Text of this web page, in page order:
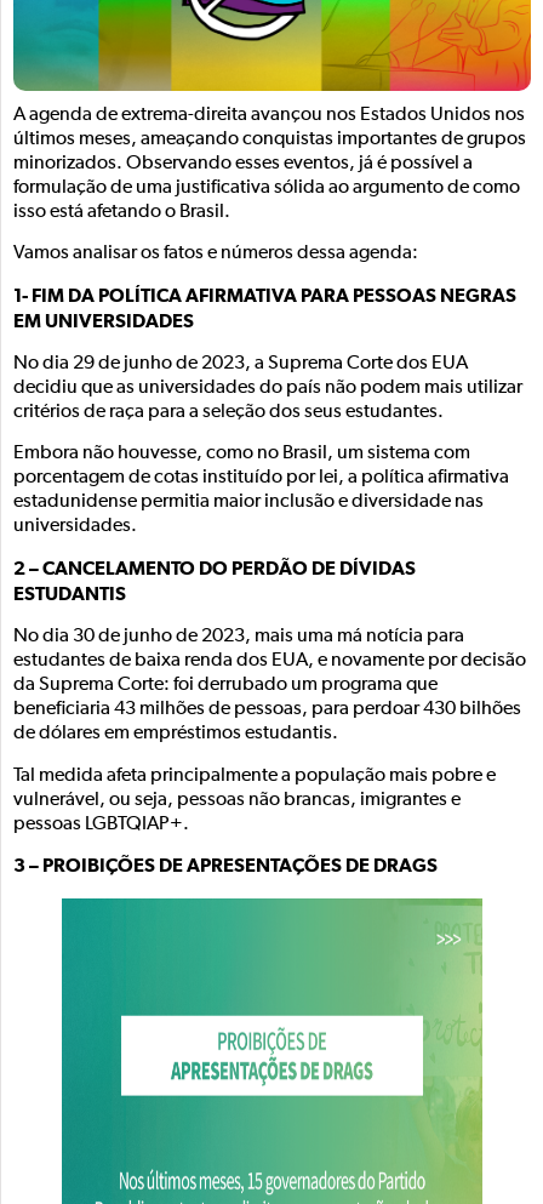
A agenda de extrema-direita avançou nos Estados Unidos nos
últimos meses, ameaçando conquistas importantes de grupos
minorizados. Observando esses eventos, já é possível a
formulação de uma justificativa sólida ao argumento de como
isso está afetando o Brasil.
Vamos analisar os fatos e números dessa agenda:
1- FIM DA POLÍTICA AFIRMATIVA PARA PESSOAS NEGRAS
EM UNIVERSIDADES
No dia 29 de junho de 2023, a Suprema Corte dos EUA
decidiu que as universidades do país não podem mais utilizar
critérios de raça para a seleção dos seus estudantes.
Embora não houvesse, como no Brasil, um sistema com
porcentagem de cotas instituído por lei, a política afirmativa
estadunidense permitia maior inclusão e diversidade nas
universidades.
2 – CANCELAMENTO DO PERDÃO DE DÍVIDAS
ESTUDANTIS
No dia 30 de junho de 2023, mais uma má notícia para
estudantes de baixa renda dos EUA, e novamente por decisão
da Suprema Corte: foi derrubado um programa que
beneficiaria 43 milhões de pessoas, para perdoar 430 bilhões
de dólares em empréstimos estudantis.
Tal medida afeta principalmente a população mais pobre e
vulnerável, ou seja, pessoas não brancas, imigrantes e
pessoas LGBTQIAP+.
3 – PROIBIÇÕES DE APRESENTAÇÕES DE DRAGS